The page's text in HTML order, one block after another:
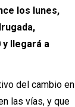
los lunes,
llegará a
del cambio en
las vías, y que